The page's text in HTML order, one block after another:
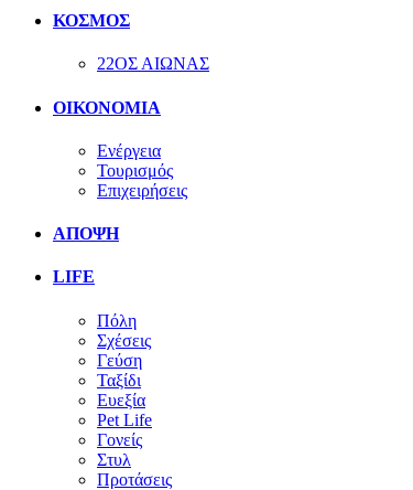
ΚΟΣΜΟΣ
22ΟΣ ΑΙΩΝΑΣ
ΟΙΚΟΝΟΜΙΑ
Ενέργεια
Τουρισμός
Επιχειρήσεις
ΑΠΟΨΗ
LIFE
Πόλη
Σχέσεις
Γεύση
Ταξίδι
Ευεξία
Pet Life
Γονείς
Στυλ
Προτάσεις